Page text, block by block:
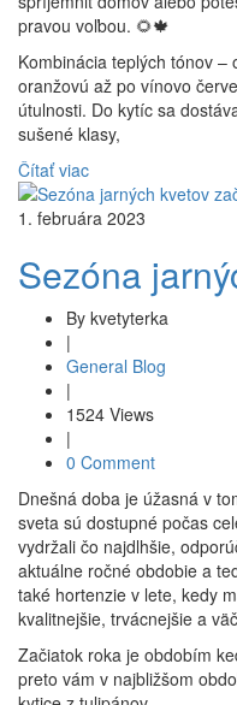
pravou voľbou. 🌻🍁
Kombinácia teplých tónov –
oranžovú až po vínovo
útulnosti. Do kytíc sa
sušené klasy,
Čítať viac
1. februára 2023
Sezóna
By kvetyterka
|
General Blog
|
1524 Views
|
0 Comment
Dnešná doba je úžasná v
sveta sú dostupné počas
vydržali čo najdlhšie,
aktuálne ročné obdobie a
také hortenzie v lete, kedy
kvalitnejšie, trvácnejšie a
Začiatok roka je obdobím
preto vám v najbližšom